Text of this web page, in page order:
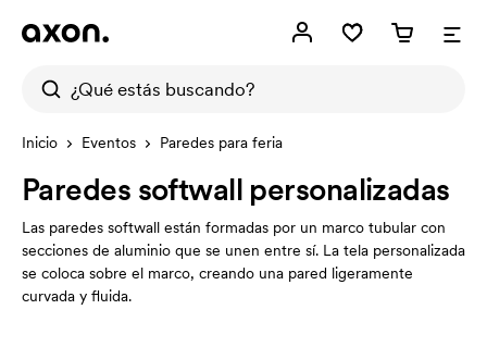
Inicio Eventos Paredes para feria
Paredes softwall personalizadas
Las paredes softwall están formadas por un marco tubular con
secciones de aluminio que se unen entre sí. La tela personalizada
se coloca sobre el marco, creando una pared ligeramente
curvada y fluida.